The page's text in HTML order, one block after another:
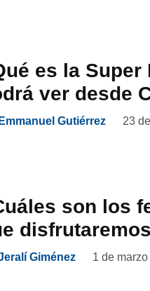
es la
ver desde
Emmanuel Gutiérrez 23
son los
Giménez 1 de